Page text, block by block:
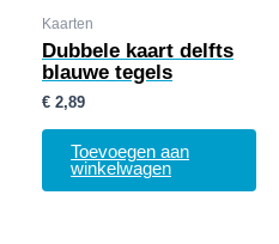
Kaarten
Dubbele kaart delfts
blauwe tegels
€ 2,89
Toevoegen aan
winkelwagen